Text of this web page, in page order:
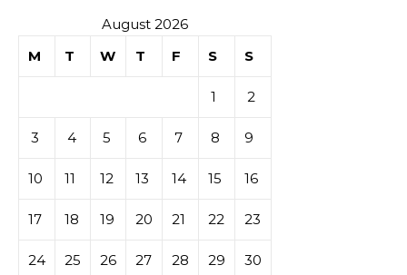
August 2026
M
T W T F S S
1 2
3 4 5 6 7 8 9
10 11 12 13 14 15 16
17 18 19 20 21 22 23
24 25 26 27 28 29 30